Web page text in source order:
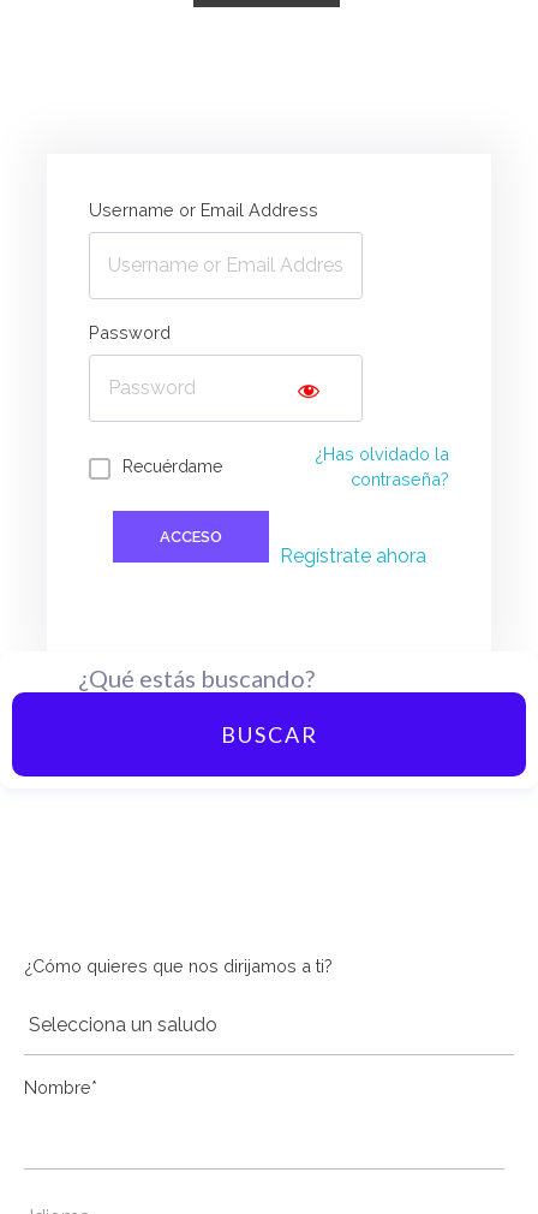
Username or Email Address
Password
Recuérdame
¿Has olvidado la
contraseña?
Regístrate ahora
BUSCAR
¿Cómo quieres que nos dirijamos a ti?
Nombre*